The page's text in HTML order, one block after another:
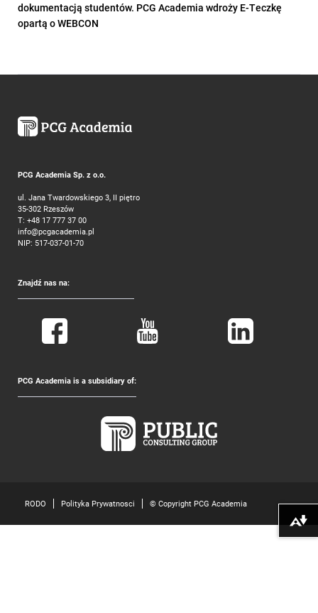
dokumentacją studentów. PCG Academia wdroży E-Teczkę
opartą o WEBCON
PCG Academia Sp. z o.o.
ul. Jana Twardowskiego 3, II piętro
35-302 Rzeszów
T: +48 17 777 37 00
info@pcgacademia.pl
NIP: 517-037-01-70
Znajdź nas na:
PCG Academia is a subsidiary of:
RODO Polityka Prywatnosci © Copyright PCG Academia
Pobierz